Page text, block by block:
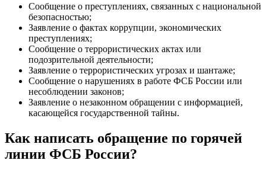
Сообщение о преступлениях, связанных с национальной
безопасностью;
Заявление о фактах коррупции, экономических
преступлениях;
Сообщение о террористических актах или
подозрительной деятельности;
Заявление о террористических угрозах и шантаже;
Сообщение о нарушениях в работе ФСБ России или
несоблюдении законов;
Заявление о незаконном обращении с информацией,
касающейся государственной тайны.
Как написать обращение по горячей
линии ФСБ России?